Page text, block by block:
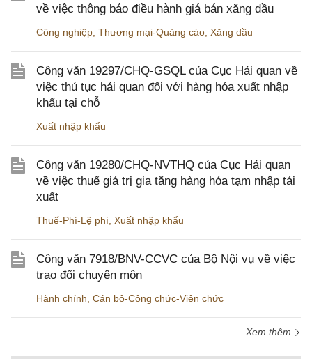
về việc thông báo điều hành giá bán xăng dầu
Công nghiệp Thương mại-Quảng cáo Xăng dầu
Công văn 19297/CHQ-GSQL của Cục Hải quan về
việc thủ tục hải quan đối với hàng hóa xuất nhập
khẩu tại chỗ
Xuất nhập khẩu
Công văn 19280/CHQ-NVTHQ của Cục Hải quan
về việc thuế giá trị gia tăng hàng hóa tạm nhập tái
xuất
Thuế-Phí-Lệ phí Xuất nhập khẩu
Công văn 7918/BNV-CCVC của Bộ Nội vụ về việc
trao đổi chuyên môn
Hành chính Cán bộ-Công chức-Viên chức
Xem thêm